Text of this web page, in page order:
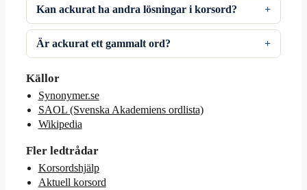
Kan ackurat ha andra lösningar i korsord?
Är ackurat ett gammalt ord?
Källor
Synonymer.se
SAOL (Svenska Akademiens ordlista)
Wikipedia
Fler ledtrådar
Korsordshjälp
Aktuell korsord